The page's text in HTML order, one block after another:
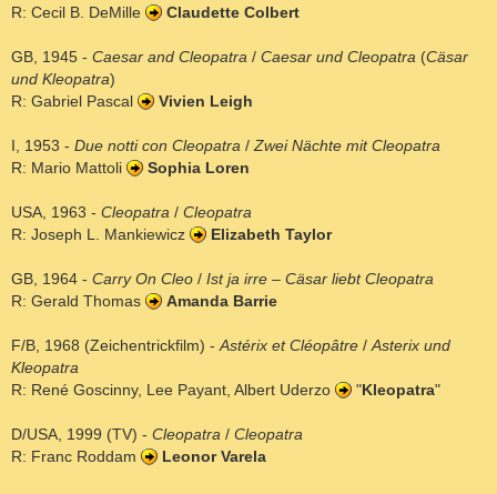
R: Cecil B. DeMille
Claudette Colbert
GB, 1945 - Caesar and Cleopatra / Caesar und Cleopatra (Cäsar
und Kleopatra)
R: Gabriel Pascal
Vivien Leigh
I, 1953 - Due notti con Cleopatra / Zwei Nächte mit Cleopatra
R: Mario Mattoli
Sophia Loren
USA, 1963 - Cleopatra / Cleopatra
R: Joseph L. Mankiewicz
Elizabeth Taylor
GB, 1964 - Carry On Cleo / Ist ja irre – Cäsar liebt Cleopatra
R: Gerald Thomas
Amanda Barrie
F/B, 1968 (Zeichentrickfilm) - Astérix et Cléopâtre / Asterix und
Kleopatra
R: René Goscinny, Lee Payant, Albert Uderzo
"Kleopatra"
D/USA, 1999 (TV) - Cleopatra / Cleopatra
R: Franc Roddam
Leonor Varela